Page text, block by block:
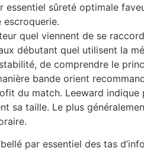
essentiel sûreté optimale
quel viennent de se
débutant quel utilisent la
de comprendre le
bande orient
du match. Leeward
sa taille. Le plus
par essentiel des tas